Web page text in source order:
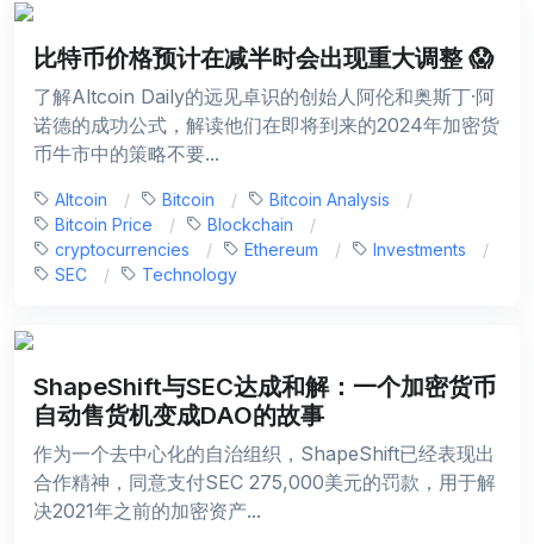
比特币价格预计在减半时会出现重大调整 😱
了解Altcoin Daily的远见卓识的创始人阿伦和奥斯丁·阿
诺德的成功公式，解读他们在即将到来的2024年加密货
币牛市中的策略不要...
Altcoin Bitcoin
Bitcoin Analysis
Bitcoin Price
Blockchain
cryptocurrencies
Ethereum
Investments
SEC
Technology
ShapeShift与SEC达成和解：一个加密货币
自动售货机变成DAO的故事
作为一个去中心化的自治组织，ShapeShift已经表现出
合作精神，同意支付SEC 275,000美元的罚款，用于解
决2021年之前的加密资产...